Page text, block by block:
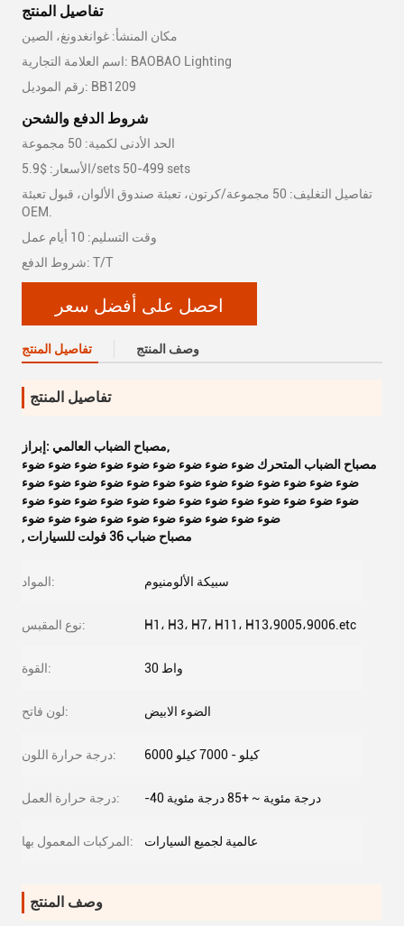
تفاصيل المنتج
مكان المنشأ: غوانغدونغ، الصين
اسم العلامة التجارية: BAOBAO Lighting
رقم الموديل: BB1209
شروط الدفع والشحن
الحد الأدنى لكمية: 50 مجموعة
الأسعار: $5.9/sets 50-499 sets
تفاصيل التغليف: 50 مجموعة/كرتون، تعبئة صندوق الألوان، قبول تعبئة
OEM.
وقت التسليم: 10 أيام عمل
شروط الدفع: T/T
احصل على أفضل سعر
تفاصيل المنتج وصف المنتج
تفاصيل المنتج
إبراز: مصباح الضباب العالمي,
مصباح الضباب المتحرك ضوء ضوء ضوء ضوء ضوء ضوء ضوء ضوء ضوء
ضوء ضوء ضوء ضوء ضوء ضوء ضوء ضوء ضوء ضوء ضوء ضوء ضوء
ضوء ضوء ضوء ضوء ضوء ضوء ضوء ضوء ضوء ضوء ضوء ضوء ضوء
ضوء ضوء ضوء ضوء ضوء ضوء ضوء ضوء ضوء ضوء
,
مصباح ضباب 36 فولت للسيارات
المواد: سبيكة الألومنيوم
نوع المقبس: H1، H3، H7، H11، H13،9005،9006.etc
القوة: 30 واط
لون فاتح: الضوء الابيض
درجة حرارة اللون: 6000 كيلو - 7000 كيلو
درجة حرارة العمل: -40 درجة مئوية ~ +85 درجة مئوية
المركبات المعمول بها: عالمية لجميع السيارات
وصف المنتج